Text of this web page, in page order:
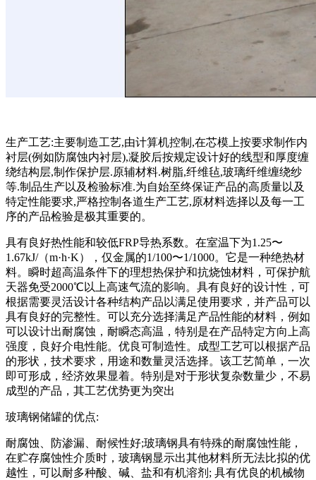
生产工艺:主要制造工艺,由计算机控制,在芯模上按要求制作内
衬层(例如防腐蚀内衬层),凝胶后按规定设计好的线型和厚度缠
绕结构层,制作保护层.原辅材料.树脂,纤维毡,玻璃纤维缠绕纱
等.制品生产以及检验标准.为自始至终保证产品的高质量以及
特定性能要求,严格控制各道生产工艺,原材料选择以及每一工
序的产品检验是极其重要的。
具有良好热性能和较低FRP导热系数。在室温下为1.25〜
1.67kJ/（m·h·K），仅金属的1/100〜1/1000。它是一种绝热材
料。瞬时超高温条件下的理想热保护和抗烧蚀材料，可保护航
天器免受2000℃以上高速气流的影响。具有良好的设计性，可
根据需要灵活设计各种结构产品以满足使用要求，并产品可以
具有良好的完整性。可以充分选择满足产品性能的材料，例如
可以设计出耐腐蚀，耐瞬态高温，特别是在产品特定方向上高
强度，良好介电性能。优良可制造性。成型工艺可以根据产品
的形状，技术要求，用途和数量灵活选择。该工艺简单，一次
即可形成，经济效果显着。特别是对于形状复杂数量少，不易
成型的产品，其工艺优势更为突出
玻璃钢储罐的优点:
耐腐蚀、防渗漏、耐候性好;玻璃钢具有特殊的耐腐蚀性能，
在贮存腐蚀性介质时，玻璃钢显示出其他材料所无法比拟的优
越性，可以耐多种酸、碱、盐和有机溶剂; 具有优良的机械物